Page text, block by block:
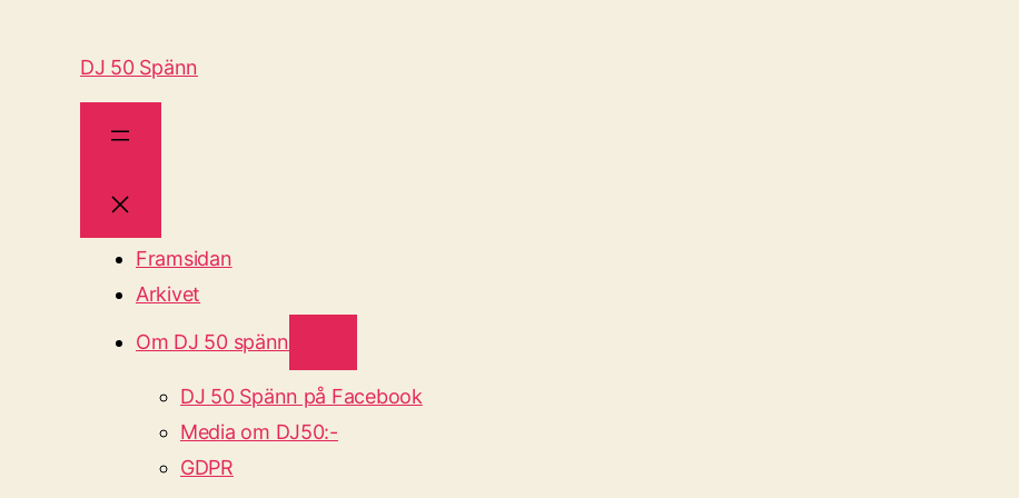
DJ 50 Spänn
Framsidan
Arkivet
Om DJ 50 spänn
DJ 50 Spänn på Facebook
Media om DJ50:-
GDPR